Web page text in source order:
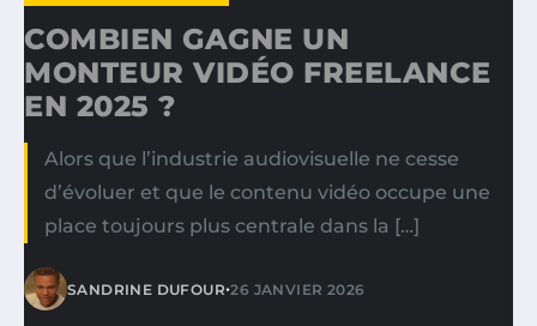
COMBIEN GAGNE UN
MONTEUR VIDÉO FREELANCE
EN 2025 ?
Alors que l’industrie audiovisuelle ne cesse
d’évoluer et que le contenu vidéo occupe une
place toujours plus centrale dans la […]
SANDRINE DUFOUR•26 JANVIER 2026